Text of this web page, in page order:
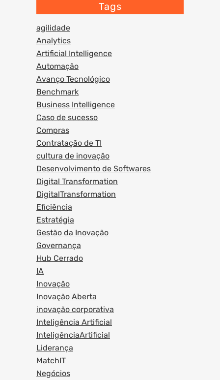
Tags
agilidade
Analytics
Artificial Intelligence
Automação
Avanço Tecnológico
Benchmark
Business Intelligence
Caso de sucesso
Compras
Contratação de TI
cultura de inovação
Desenvolvimento de Softwares
Digital Transformation
DigitalTransformation
Eficiência
Estratégia
Gestão da Inovação
Governança
Hub Cerrado
IA
Inovação
Inovação Aberta
inovação corporativa
Inteligência Artificial
InteligênciaArtificial
Liderança
MatchIT
Negócios